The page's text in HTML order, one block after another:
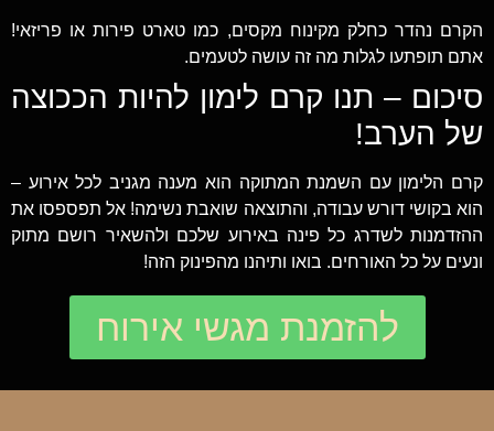
הקרם נהדר כחלק מקינוח מקסים, כמו טארט פירות או פריזאי!
אתם תופתעו לגלות מה זה עושה לטעמים.
סיכום – תנו קרם לימון להיות הככוצה
של הערב!
קרם הלימון עם השמנת המתוקה הוא מענה מגניב לכל אירוע –
הוא בקושי דורש עבודה, והתוצאה שואבת נשימה! אל תפספסו את
ההזדמנות לשדרג כל פינה באירוע שלכם ולהשאיר רושם מתוק
ונעים על כל האורחים. בואו ותיהנו מהפינוק הזה!
להזמנת מגשי אירוח